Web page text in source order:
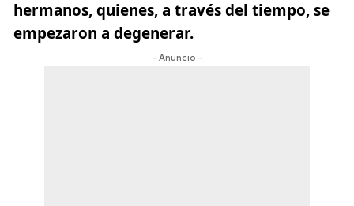
hermanos, quienes, a través del tiempo, se
empezaron a degenerar.
- Anuncio -